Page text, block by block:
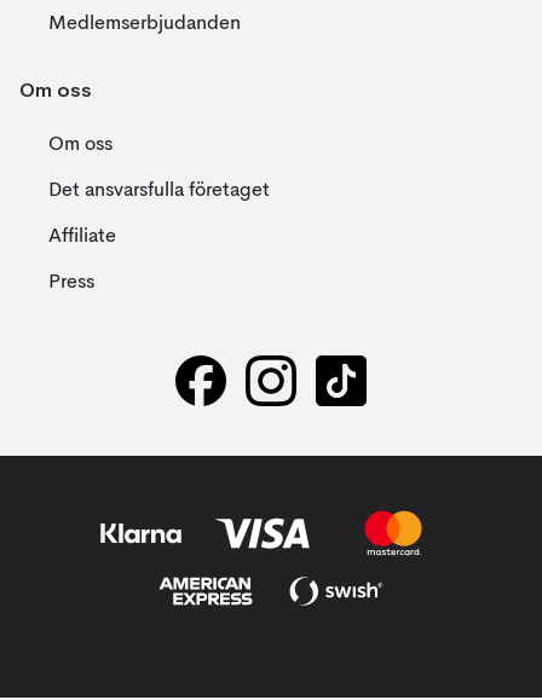
Medlemserbjudanden
Om oss
Om oss
Det ansvarsfulla företaget
Affiliate
Press